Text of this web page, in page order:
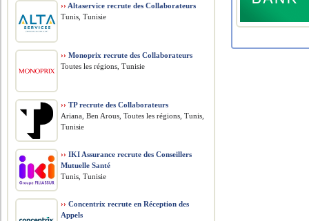
›› Altaservice recrute des Collaborateurs
Tunis, Tunisie
›› Monoprix recrute des Collaborateurs
Toutes les régions, Tunisie
›› TP recrute des Collaborateurs
Ariana, Ben Arous, Toutes les régions, Tunis,
Tunisie
›› IKI Assurance recrute des Conseillers
Mutuelle Santé
Tunis, Tunisie
›› Concentrix recrute en Réception des
Appels